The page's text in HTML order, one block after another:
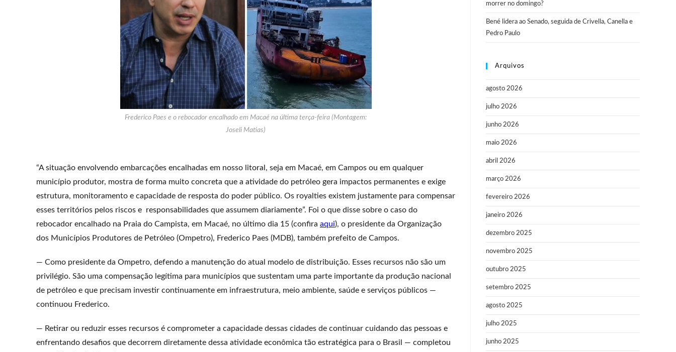
Frederico Paes e o rebocador encalhado em Macaé na última terça-feira (Montagem:
Joseli Matias)
“A situação envolvendo embarcações encalhadas em nosso litoral, seja em Macaé, em Campos ou em qualquer
município produtor, mostra de forma muito concreta que a atividade do petróleo gera impactos permanentes e exige
estrutura, monitoramento e capacidade de resposta do poder público. Os royalties existem justamente para compensar
esses territórios pelos riscos e responsabilidades que assumem diariamente”. Foi o que disse sobre o caso do
rebocador encalhado na Praia do Campista, em Macaé, no último dia 15 (confira aqui), o presidente da Organização
dos Municípios Produtores de Petróleo (Ompetro), Frederico Paes (MDB), também prefeito de Campos.
— Como presidente da Ompetro, defendo a manutenção do atual modelo de distribuição. Esses recursos não são um
privilégio. São uma compensação legítima para municípios que sustentam uma parte importante da produção nacional
de petróleo e que precisam investir continuamente em infraestrutura, meio ambiente, saúde e serviços públicos —
continuou Frederico.
— Retirar ou reduzir esses recursos é comprometer a capacidade dessas cidades de continuar cuidando das pessoas e
enfrentando desafios que decorrem diretamente dessa atividade econômica tão estratégica para o Brasil — completou
morrer no domingo?
Bené lidera ao Senado, seguida de Crivella, Canella e
Pedro Paulo
Arquivos
agosto 2026
julho 2026
junho 2026
maio 2026
abril 2026
março 2026
fevereiro 2026
janeiro 2026
dezembro 2025
novembro 2025
outubro 2025
setembro 2025
agosto 2025
julho 2025
junho 2025